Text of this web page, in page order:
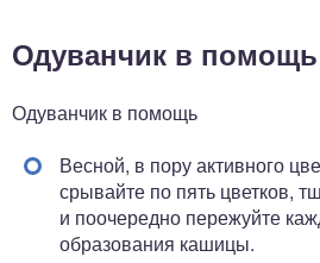
Одуванчик в помощь
Одуванчик в помощь
Весной, в пору активного
срывайте по пять цветков,
и поочередно пережуйте
образования кашицы.